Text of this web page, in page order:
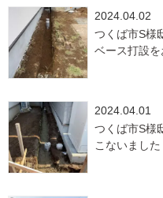
2024.04.02
つくば市S
ベース打設
2024.04.01
つくば市S
こないました